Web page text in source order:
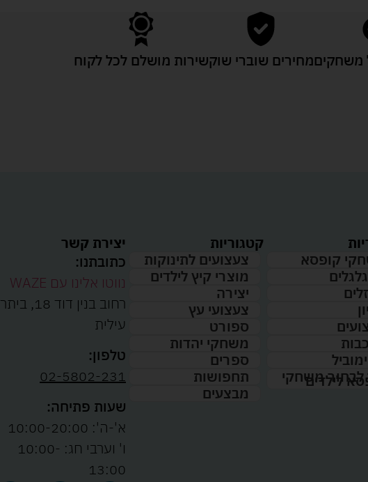
משחקיםמחירים שוברי שוקשירות מושלם לכל לקוח
קופסא
לבחור משחקי
לילדים
קטגוריות
צעצועים לתינוקות
מוצרי קיץ לילדים
יצירה
צעצועי עץ
ספורט
משחקי יהדות
ספרים
תחפושות
מבצעים
יצירת קשר
כתובתנו:
נווטו אלינו עם WAZE
רחוב בנין דוד 18, ביתר
עילית
טלפון:
02-5802-231
שעות פתיחה:
א'-ה': 10:00-20:00
ו' וערבי חג: 10:00-
13:00